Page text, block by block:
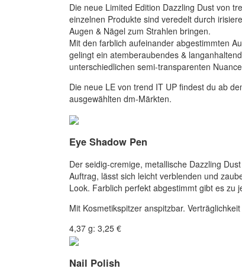
Die neue Limited Edition Dazzling Dust von
einzelnen Produkte sind veredelt durch
Augen & Nägel zum Strahlen bringen.
Mit den farblich aufeinander abgestimmten
gelingt ein atemberaubendes &
unterschiedlichen semi-transparenten
Die neue LE von trend IT UP findest du ab
ausgewählten dm-Märkten.
Eye Shadow Pen
Der seidig-cremige, metallische Dazzling
Auftrag, lässt sich leicht verblenden und
Look. Farblich perfekt abgestimmt gibt es zu
Mit Kosmetikspitzer anspitzbar.
4,37 g: 3,25 €
Nail Polish